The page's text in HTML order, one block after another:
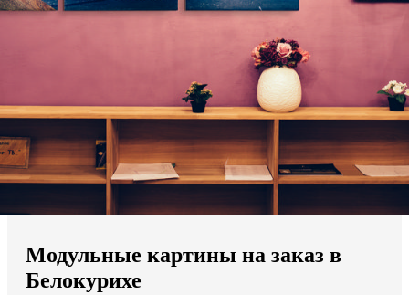
Мы доставляем по всему миру
Продолжить без города
Модульные картины на заказ в
Белокурихе